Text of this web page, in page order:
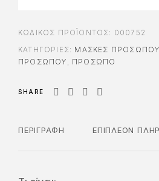
ΚΩΔΙΚΌΣ ΠΡΟΪΌΝΤΟΣ: 000752
ΚΑΤΗΓΟΡΊΕΣ: ΜΆΣΚΕΣ ΠΡΟΣΏΠΟΥ
ΠΡΟΣΏΠΟΥ , ΠΡΟΣΩΠΟ
SHARE
ΠΕΡΙΓΡΑΦΉ ΕΠΙΠΛΈΟΝ